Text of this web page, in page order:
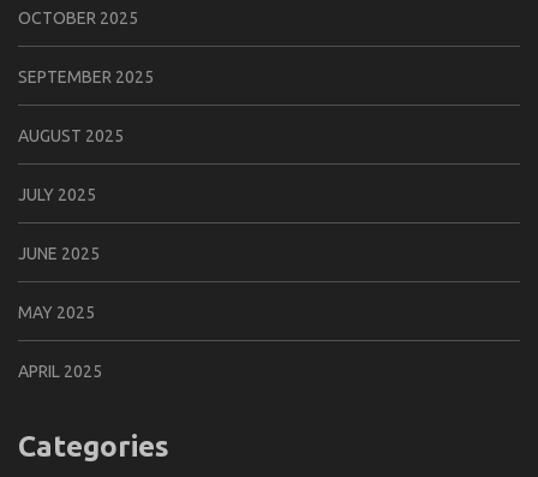
OCTOBER 2025
SEPTEMBER 2025
AUGUST 2025
JULY 2025
JUNE 2025
MAY 2025
APRIL 2025
Categories